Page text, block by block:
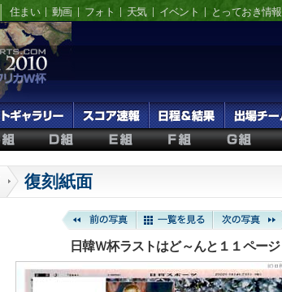
住まい 動画 フォト 天気 イベント とっておき情報
復刻紙面
日韓Ｗ杯ラストはど～んと１１ページ